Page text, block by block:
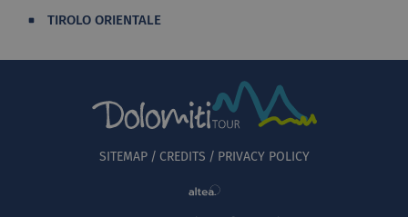
TIROLO ORIENTALE
SITEMAP CREDITS PRIVACY POLICY